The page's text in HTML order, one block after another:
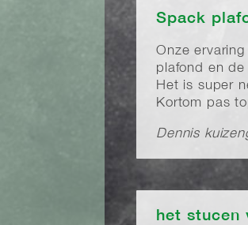
Spack
Onze
plafond en
Het is super
Kortom pas
Dennis
het stucen